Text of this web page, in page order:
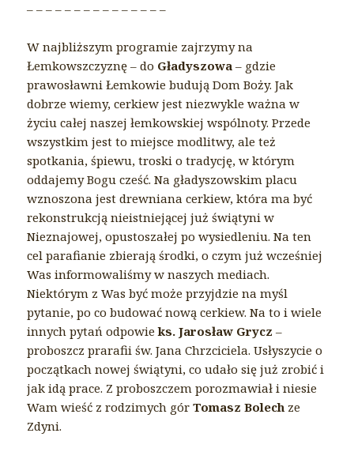
– – – – – – – – – – – – – – –
W najbliższym programie zajrzymy na
Łemkowszczyznę – do Gładyszowa – gdzie
prawosławni Łemkowie budują Dom Boży. Jak
dobrze wiemy, cerkiew jest niezwykle ważna w
życiu całej naszej łemkowskiej wspólnoty. Przede
wszystkim jest to miejsce modlitwy, ale też
spotkania, śpiewu, troski o tradycję, w którym
oddajemy Bogu cześć. Na gładyszowskim placu
wznoszona jest drewniana cerkiew, która ma być
rekonstrukcją nieistniejącej już świątyni w
Nieznajowej, opustoszałej po wysiedleniu. Na ten
cel parafianie zbierają środki, o czym już wcześniej
Was informowaliśmy w naszych mediach.
Niektórym z Was być może przyjdzie na myśl
pytanie, po co budować nową cerkiew. Na to i wiele
innych pytań odpowieks. Jarosław Grycz –
proboszcz prarafii św. Jana Chrzciciela. Usłyszycie o
początkach nowej świątyni, co udało się już zrobić i
jak idą prace. Z proboszczem porozmawiał i niesie
Wam wieść z rodzimych górTomasz Bolech ze
Zdyni.